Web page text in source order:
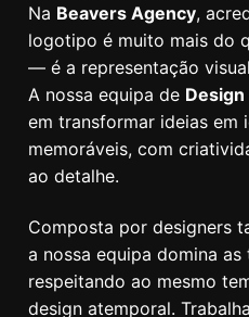
Na Beavers Agency,
logotipo é muito mais do
— é a representação
A nossa equipa de
em transformar ideias em
memoráveis, com
ao detalhe.
Composta por designers
a nossa equipa domina as
respeitando ao mesmo
design atemporal.